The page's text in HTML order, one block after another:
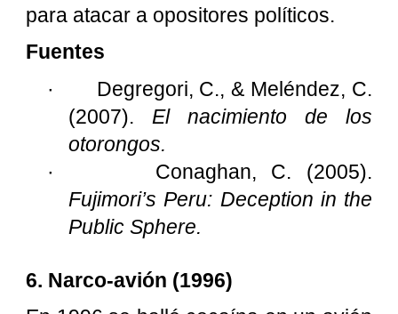
para atacar a opositores políticos.
Fuentes
·
Degregori, C., & Meléndez, C.
(2007). El nacimiento de los
otorongos.
·
Conaghan, C. (2005).
Fujimori’s Peru: Deception in the
Public Sphere.
6. Narco-avión (1996)